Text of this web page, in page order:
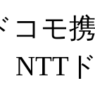
モ
NTT